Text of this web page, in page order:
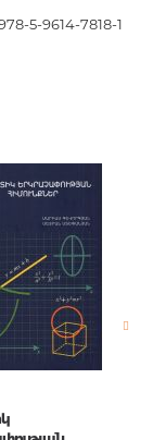
5-9614-7818-1